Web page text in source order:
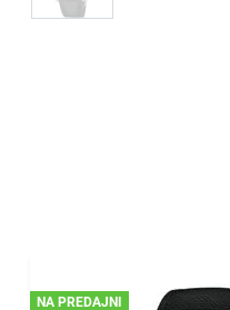
NA PREDAJNI